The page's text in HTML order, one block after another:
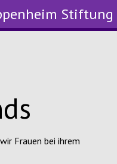
Stiftung
Frauen bei ihrem